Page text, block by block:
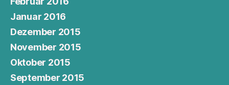
Januar 2016
Dezember 2015
November 2015
Oktober 2015
September 2015